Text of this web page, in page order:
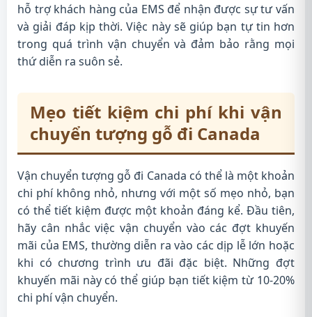
hỗ trợ khách hàng của EMS để nhận được sự tư vấn
và giải đáp kịp thời. Việc này sẽ giúp bạn tự tin hơn
trong quá trình vận chuyển và đảm bảo rằng mọi
thứ diễn ra suôn sẻ.
Mẹo tiết kiệm chi phí khi vận
chuyển tượng gỗ đi Canada
Vận chuyển tượng gỗ đi Canada có thể là một khoản
chi phí không nhỏ, nhưng với một số mẹo nhỏ, bạn
có thể tiết kiệm được một khoản đáng kể. Đầu tiên,
hãy cân nhắc việc vận chuyển vào các đợt khuyến
mãi của EMS, thường diễn ra vào các dịp lễ lớn hoặc
khi có chương trình ưu đãi đặc biệt. Những đợt
khuyến mãi này có thể giúp bạn tiết kiệm từ 10-20%
chi phí vận chuyển.